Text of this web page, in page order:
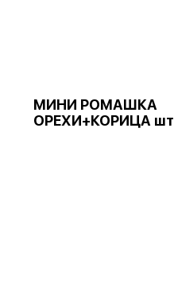
МИНИ РОМАШКА
ОРЕХИ+КОРИЦА шт